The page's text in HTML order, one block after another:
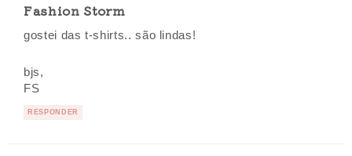
Fashion Storm
gostei das t-shirts.. são lindas!
bjs,
FS
RESPONDER